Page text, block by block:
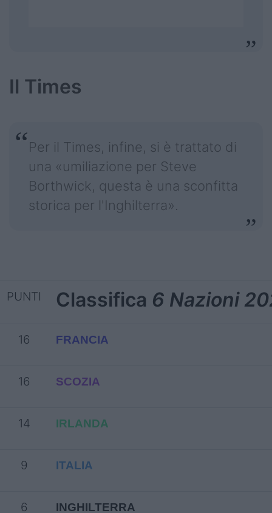
Il Times
Per il Times, infine, si è trattato di
una «umiliazione per Steve
Borthwick, questa è una sconfitta
storica per l'Inghilterra».
PUNTI Classifica 6 Nazioni
16 FRANCIA
16 SCOZIA
14 IRLANDA
9 ITALIA
6 INGHILTERRA